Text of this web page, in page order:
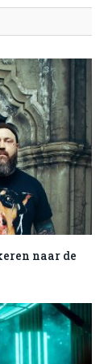
naar de